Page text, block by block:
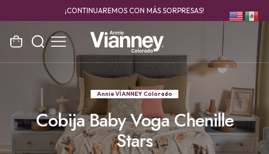
¡CONTINUAREMOS CON MÁS SORPRESAS!
Annie VÍANNEY Colorado
Cobija Baby Voga Chenille
Stars